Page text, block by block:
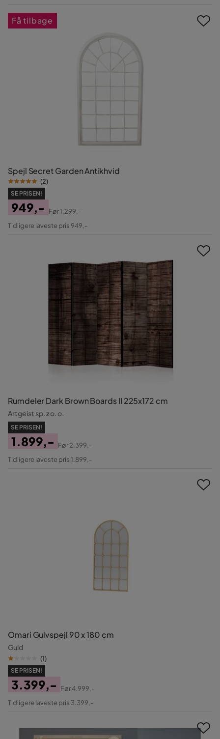
Spejl Secret Garden Antikhvid
(2)
SE PRISEN!
Pris
949,-
Original
Før1.299,-
Tidligere laveste pris 949,-
Få tilbage
Rumdeler Dark Brown Boards II 225x172 cm
Artgeist sp. z o. o.
SE PRISEN!
Pris
1.899,-
Original
Før2.399,-
Tidligere laveste pris 1.899,-
Omari Gulvspejl 90 x 180 cm
Guld
(1)
SE PRISEN!
Pris
3.399,-
Original
Før4.999,-
Tidligere laveste pris 3.399,-